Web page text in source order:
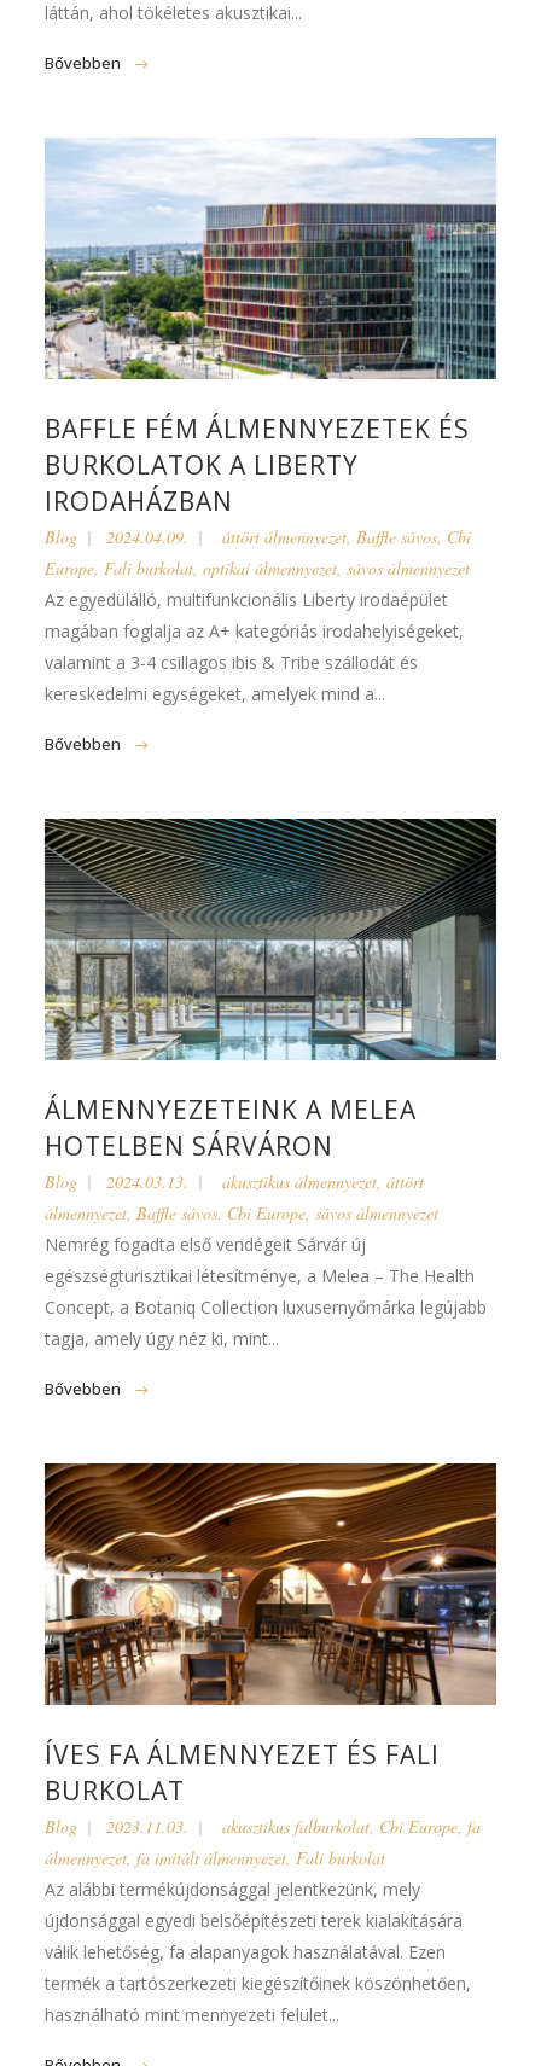
láttán, ahol tökéletes akusztikai...
Bővebben
BAFFLE FÉM ÁLMENNYEZETEK ÉS
BURKOLATOK A LIBERTY
IRODAHÁZBAN
Blog 2024.04.09. áttört álmennyezet,Baffle sávos, Cbi
Europe,Fali burkolat,optikai álmennyezet,sávos álmennyezet
Az egyedülálló, multifunkcionális Liberty irodaépület
magában foglalja az A+ kategóriás irodahelyiségeket,
valamint a 3-4 csillagos ibis & Tribe szállodát és
kereskedelmi egységeket, amelyek mind a...
Bővebben
ÁLMENNYEZETEINK A MELEA
HOTELBEN SÁRVÁRON
Blog 2024.03.13. akusztikus álmennyezet,áttört
álmennyezet,Baffle sávos, Cbi Europe,sávos álmennyezet
Nemrég fogadta első vendégeit Sárvár új
egészségturisztikai létesítménye, a Melea – The Health
Concept, a Botaniq Collection luxusernyőmárka legújabb
tagja, amely úgy néz ki, mint...
Bővebben
ÍVES FA ÁLMENNYEZET ÉS FALI
BURKOLAT
Blog 2023.11.03. akusztikus falburkolat, Cbi Europe,fa
álmennyezet,fa imitált álmennyezet,Fali burkolat
Az alábbi termékújdonsággal jelentkezünk, mely
újdonsággal egyedi belsőépítészeti terek kialakítására
válik lehetőség, fa alapanyagok használatával. Ezen
termék a tartószerkezeti kiegészítőinek köszönhetően,
használható mint mennyezeti felület...